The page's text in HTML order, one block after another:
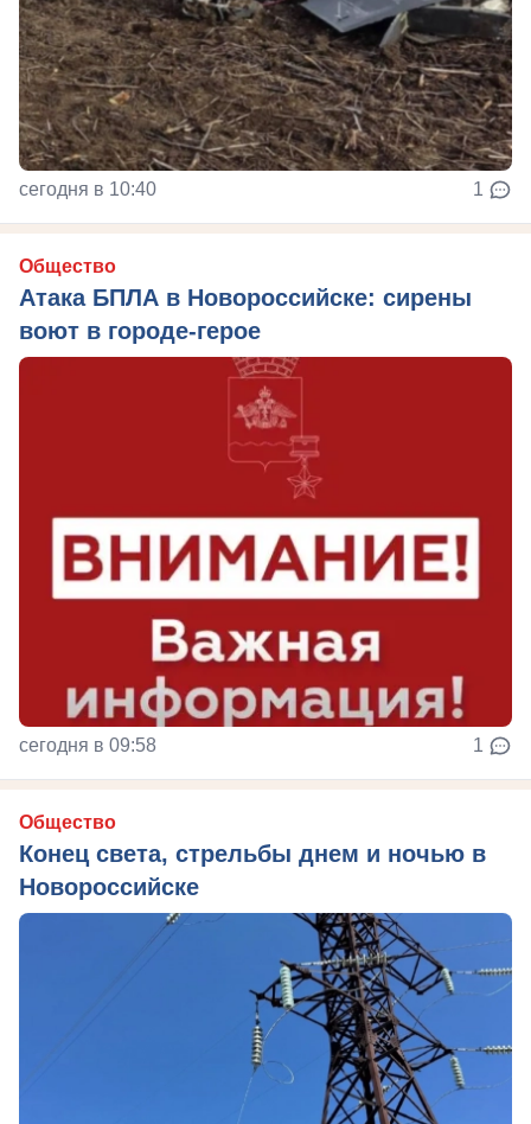
сегодня в 10:40 1
Общество
Атака БПЛА в Новороссийске: сирены
воют в городе-герое
сегодня в 09:58 1
Общество
Конец света, стрельбы днем и ночью в
Новороссийске